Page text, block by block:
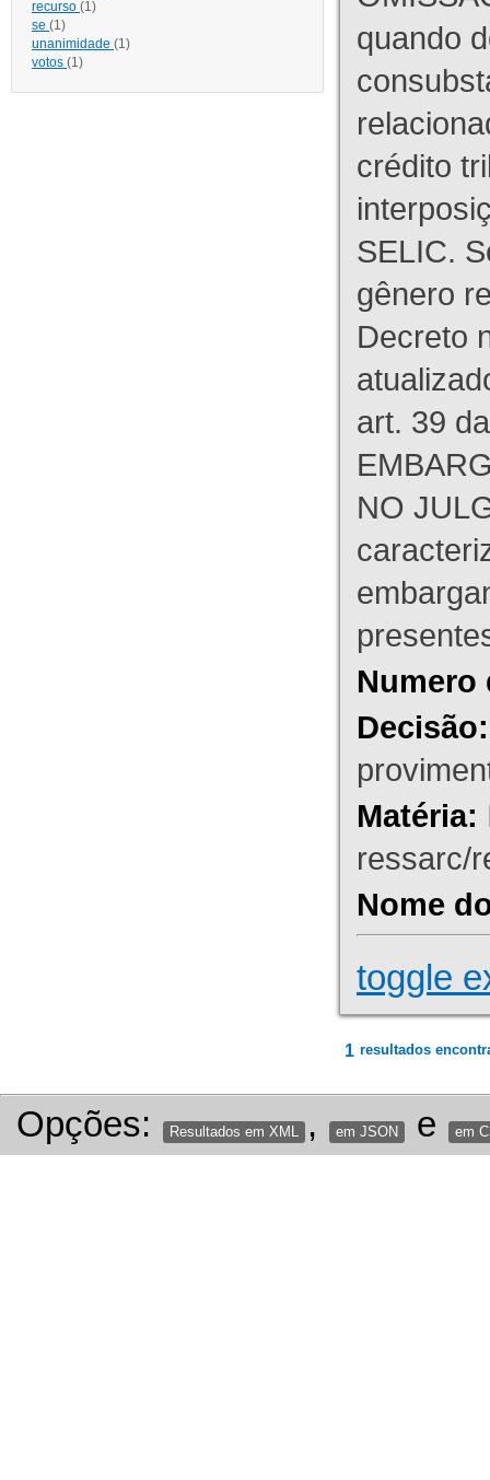
recurso (1)
se (1)
unanimidade (1)
votos (1)
quando
crédito
SELIC.
gênero
Decreto
art. 39
NO
Numero
Decisão:
Matéria:
ressarc/
Nome
toggle
1 resultados
Opções: Resultados em XML , em JSON e em